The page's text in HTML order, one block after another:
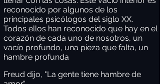
reconocido por algunos de los
principales psicólogos del siglo XX.
Todos ellos han reconocido que hay en el
corazón de cada uno de nosotros, un
vacío profundo, una pieza que falta, un
hambre profunda
Freud dijo, "La gente tiene hambre de